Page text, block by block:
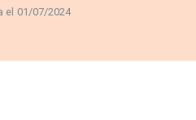
el 01/07/2024